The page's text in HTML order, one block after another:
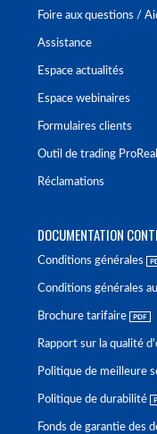
Foire aux questions /
Assistance
Espace actualités
Espace webinaires
Formulaires clients
Outil de trading
Réclamations
DOCUMENTATION
Conditions générales
Conditions générales
Brochure tarifaire
Rapport sur la qualité
Politique de meilleure
Politique de durabilité
Fonds de garantie des